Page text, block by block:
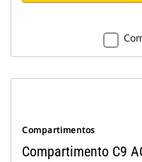
Compartimentos
Compartimento C9